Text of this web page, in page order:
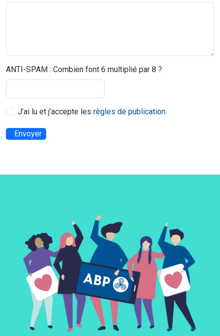
ANTI-SPAM : Combien font 6 multiplié par 8 ?
J’ai lu et j’accepte les règles de publication.
Envoyer